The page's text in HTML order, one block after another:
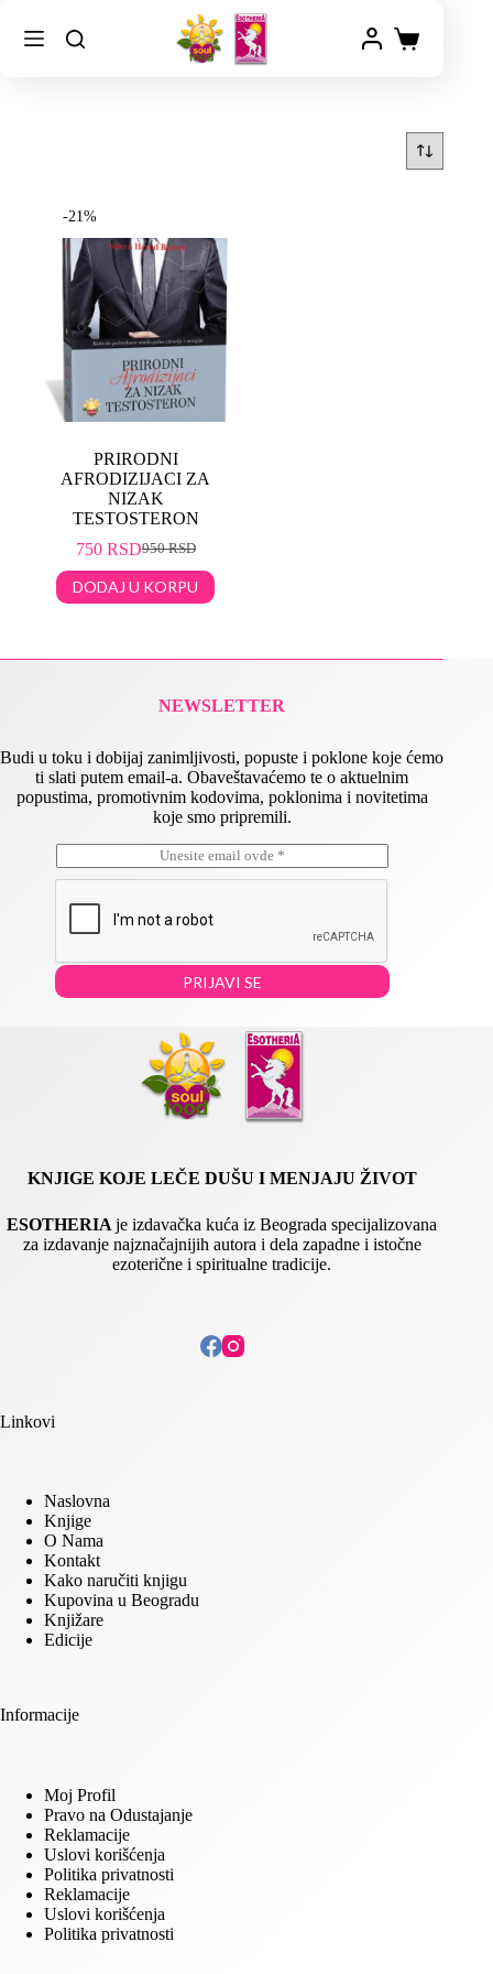
-21%
PRIRODNI
AFRODIZIJACI ZA
NIZAK
TESTOSTERON
950RSD
750 RSD
DODAJ U KORPU
NEWSLETTER
Budi u toku i dobijaj zanimljivosti, popuste i poklone koje ćemo
ti slati putem email-a. Obaveštavaćemo te o aktuelnim
popustima, promotivnim kodovima, poklonima i novitetima
koje smo pripremili.
m
m
a
m
PRIJAVI SE
KNJIGE KOJE LEČE DUŠU I MENJAJU ŽIVOT
ESOTHERIAje izdavačka kuća iz Beograda specijalizovana
za izdavanje najznačajnijih autora i dela zapadne i istočne
ezoterične i spiritualne tradicije.
Linkovi
Naslovna
Knjige
O Nama
Kontakt
Kako naručiti knjigu
Kupovina u Beogradu
Knjižare
Edicije
Informacije
Moj Profil
Pravo na Odustajanje
Reklamacije
Uslovi korišćenja
Politika privatnosti
Reklamacije
Uslovi korišćenja
Politika privatnosti